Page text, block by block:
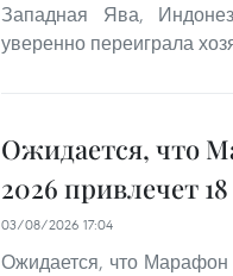
Западная Ява,
уверенно переиграла
Ожидается, что
2026 привлечет
03/08/2026 17:04
Ожидается, что Марафон